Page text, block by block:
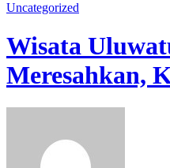
Uncategorized
Wisata
Meresahkan,